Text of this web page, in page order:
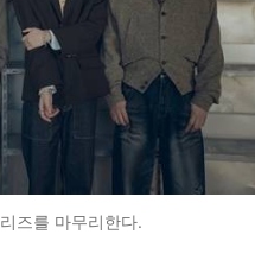
즈를 마무리한다.